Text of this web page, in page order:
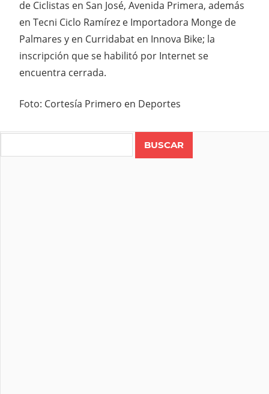
de Ciclistas en San José, Avenida Primera, además
en Tecni Ciclo Ramírez e Importadora Monge de
Palmares y en Curridabat en Innova Bike; la
inscripción que se habilitó por Internet se
encuentra cerrada.
Foto: Cortesía Primero en Deportes